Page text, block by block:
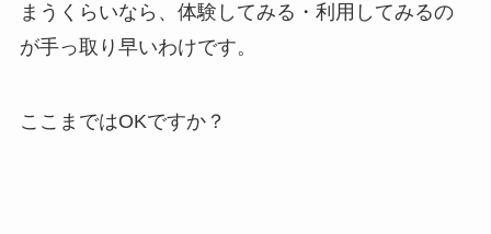
まうくらいなら、体験してみる・利用してみるの
が手っ取り早いわけです。
ここまではOKですか？